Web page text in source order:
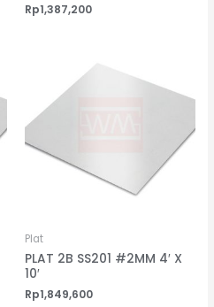
Rp1,387,200
Plat
PLAT 2B SS201 #2MM 4′ X
10′
Rp1,849,600